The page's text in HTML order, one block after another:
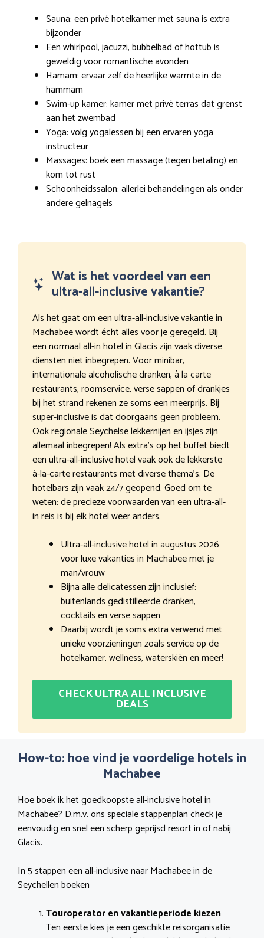
Sauna: een privé hotelkamer met sauna is extra
bijzonder
Een whirlpool, jacuzzi, bubbelbad of hottub is
geweldig voor romantische avonden
Hamam: ervaar zelf de heerlijke warmte in de
hammam
Swim-up kamer: kamer met privé terras dat grenst
aan het zwembad
Yoga: volg yogalessen bij een ervaren yoga
instructeur
Massages: boek een massage (tegen betaling) en
kom tot rust
Schoonheidssalon: allerlei behandelingen als onder
andere gelnagels
Wat is het voordeel van een
ultra-all-inclusive vakantie?
Als het gaat om een ultra-all-inclusive vakantie in
Machabee wordt écht alles voor je geregeld. Bij
een normaal all-in hotel in Glacis zijn vaak diverse
diensten niet inbegrepen. Voor minibar,
internationale alcoholische dranken, à la carte
restaurants, roomservice, verse sappen of drankjes
bij het strand rekenen ze soms een meerprijs. Bij
super-inclusive is dat doorgaans geen probleem.
Ook regionale Seychelse lekkernijen en ijsjes zijn
allemaal inbegrepen! Als extra’s op het buffet biedt
een ultra-all-inclusive hotel vaak ook de lekkerste
à-la-carte restaurants met diverse thema’s. De
hotelbars zijn vaak 24/7 geopend. Goed om te
weten: de precieze voorwaarden van een ultra-all-
in reis is bij elk hotel weer anders.
Ultra-all-inclusive hotel in augustus 2026
voor luxe vakanties in Machabee met je
man/vrouw
Bijna alle delicatessen zijn inclusief:
buitenlands gedistilleerde dranken,
cocktails en verse sappen
Daarbij wordt je soms extra verwend met
unieke voorzieningen zoals service op de
hotelkamer, wellness, waterskiën en meer!
CHECK ULTRA ALL INCLUSIVE
DEALS
How-to: hoe vind je voordelige hotels in
Machabee
Hoe boek ik het goedkoopste all-inclusive hotel in
Machabee? D.m.v. ons speciale stappenplan check je
eenvoudig en snel een scherp geprijsd resort in of nabij
Glacis.
In 5 stappen een all-inclusive naar Machabee in de
Seychellen boeken
Touroperator en vakantieperiode kiezen
Ten eerste kies je een geschikte reisorganisatie